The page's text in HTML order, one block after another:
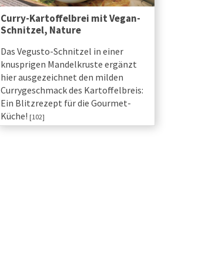
Curry-Kartoffelbrei mit Vegan-
Schnitzel, Nature
Das Vegusto-Schnitzel in einer
knusprigen Mandelkruste ergänzt
hier ausgezeichnet den milden
Currygeschmack des Kartoffelbreis:
Ein Blitzrezept für die Gourmet-
Küche! [102]